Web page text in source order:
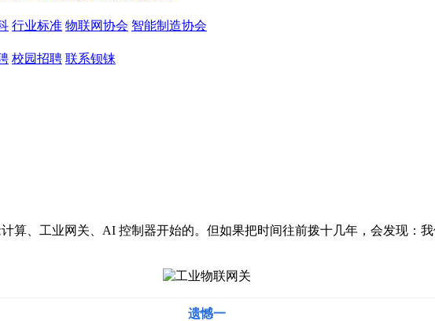
行业标准 物联网协会 智能制造协会
校园招聘 联系钡铼
算、工业网关、AI 控制器开始的。但如果把时间往前拨十几年，会发现：
遗憾一